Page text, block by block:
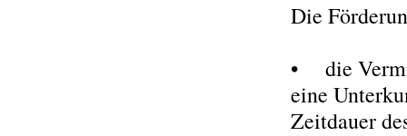
Die
• die
eine
Zeitdauer